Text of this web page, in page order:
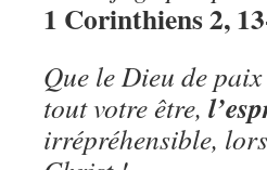
1 Corinthiens 2,
Que le Dieu de
tout votre être,
irrépréhensible,